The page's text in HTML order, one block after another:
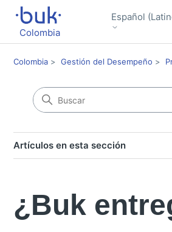
Colombia
Español
Colombia Gestión del Desempeño
Artículos en esta sección
¿Buk